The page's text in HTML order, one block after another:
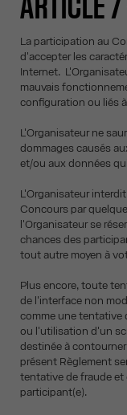
ARTICLE
La participation au
d'accepter les
Internet.
mauvais
configuration ou liés
L'Organisateur ne
dommages causés
et/ou aux données
L'Organisateur
Concours par
l'Organisateur se
chances des
tout autre moyen à
Plus encore, toute
de l'interface non
comme une tentative
ou l'utilisation d'un
destinée à
présent Règlement
tentative de fraude et
participant(e).